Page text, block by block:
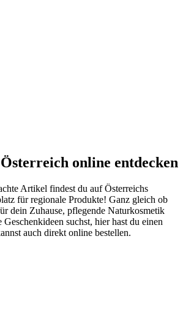
online entdecken
Artikel findest du auf Österreichs
für regionale Produkte! Ganz gleich ob
dein Zuhause, pflegende Naturkosmetik
suchst, hier hast du einen
auch direkt online bestellen.